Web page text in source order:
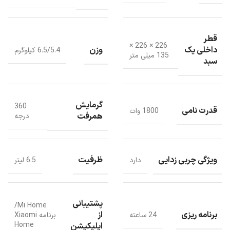
مشخصات ظاهری
قطر
داخلی یک
سبد
226 × 226 ×
135 میلی متر
وزن 6.5/5.4 کیلوگرم
قدرت نامی 1800 وات
گرمایش
همرفت
360
درجه
ویژگی چربی زدایی دارد ظرفیت 6.5 لیتر
برنامه ریزی 24 ساعته
پشتیبانی
از
اپلیکیشن
Mi Home/
برنامه Xiaomi
Home